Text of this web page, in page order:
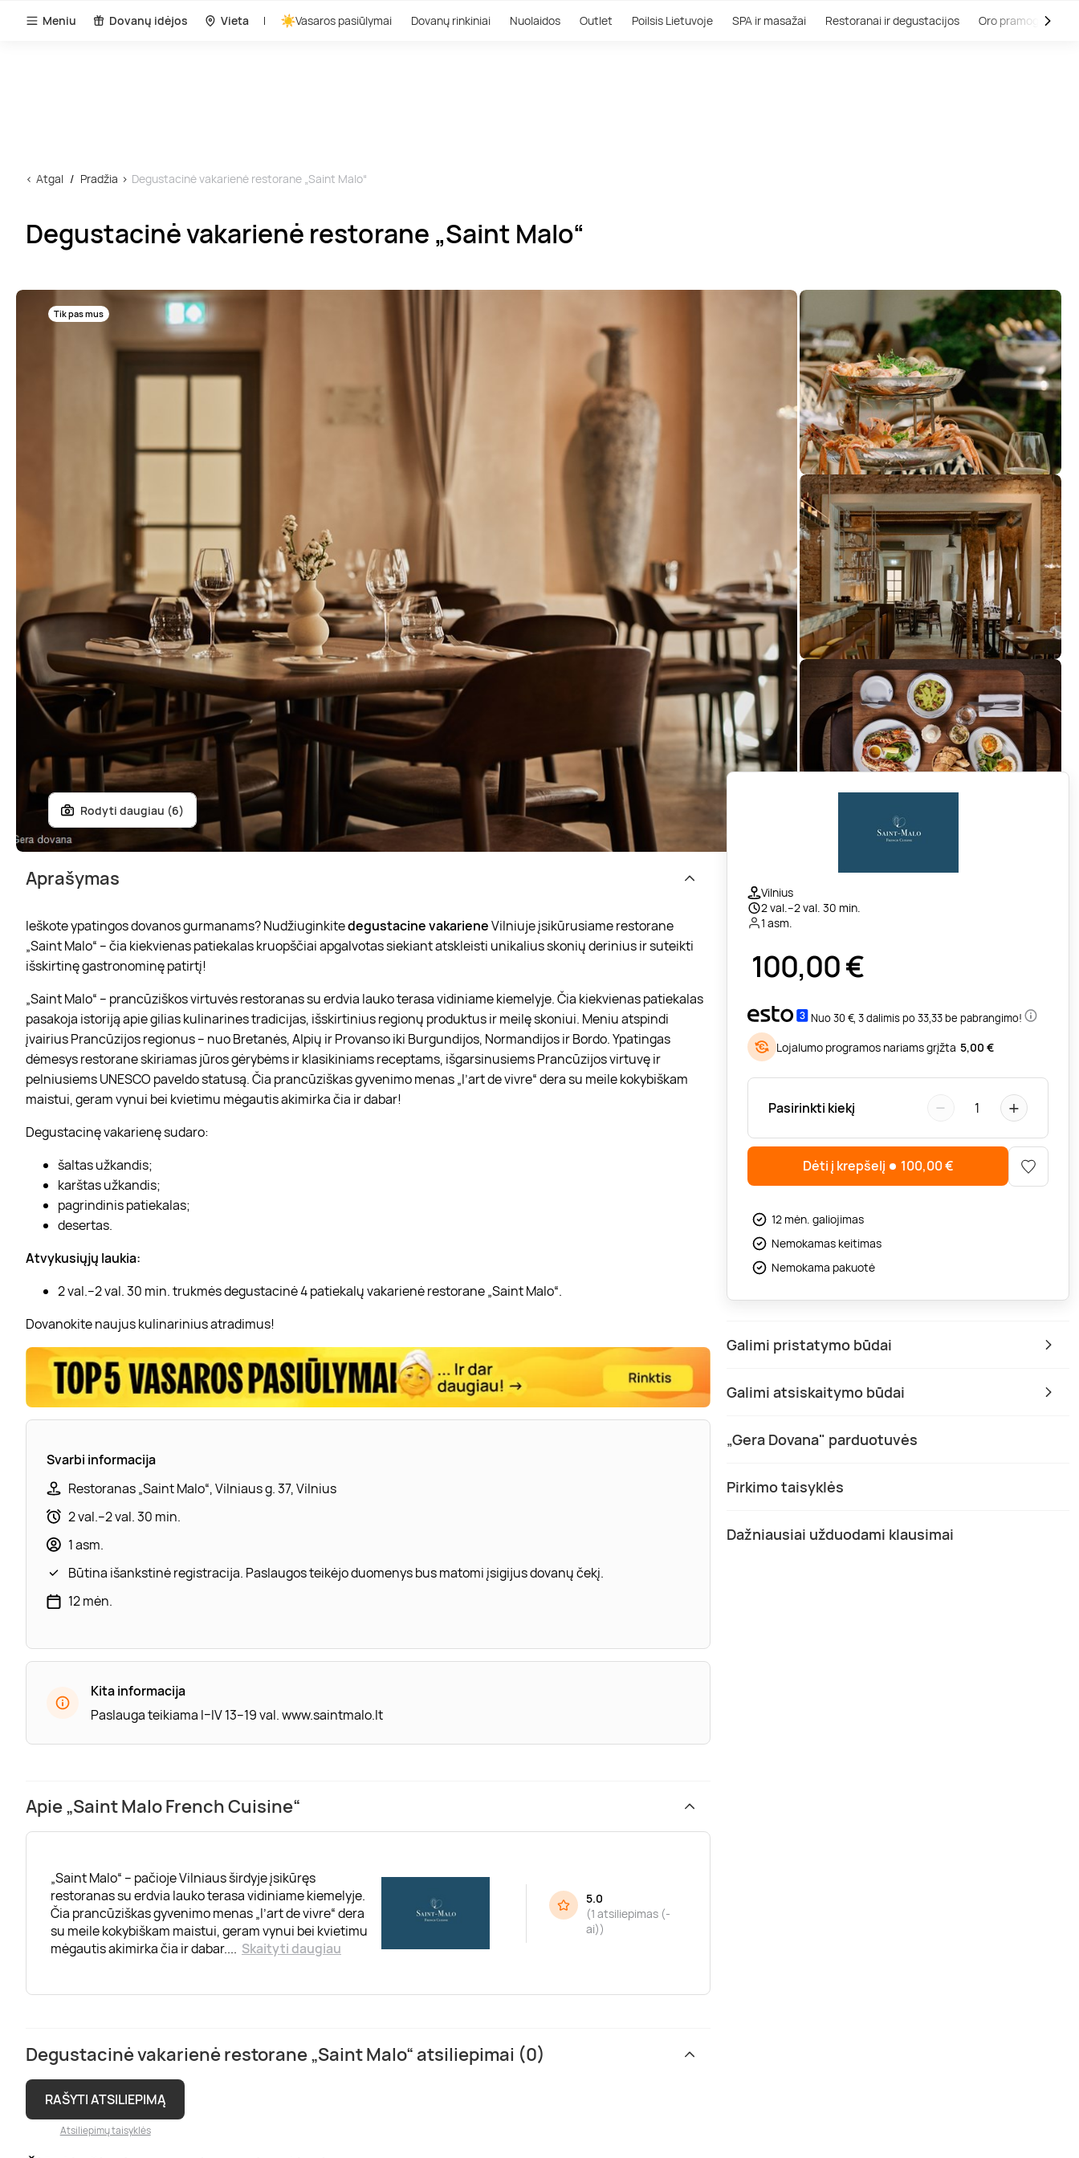
Meniu Dovanų idėjos Vieta Vasaros pasiūlymai Dovanų rinkiniai Nuolaidos Outlet Poilsis Lietuvoje SPA ir masažai Restoranai ir degustacijos Oro pramogos
Atgal Pradžia Degustacinė vakarienė restorane „Saint Malo“
Degustacinė vakarienė restorane „Saint Malo“
Tik pas mus
Rodyti daugiau (6)
Vilnius
2 val.–2 val. 30 min.
1 asm.
100,00€
Nuo 30 €, 3 dalimis po 33,33 be pabrangimo!
Lojalumo programos nariams grįžta 5,00 €
Pasirinkti kiekį − 1 +
Dėti į krepšelį 100,00€
12 mėn. galiojimas
Nemokamas keitimas
Nemokama pakuotė
Galimi pristatymo būdai
Galimi atsiskaitymo būdai
„Gera Dovana" parduotuvės
Pirkimo taisyklės
Dažniausiai užduodami klausimai
Aprašymas
Ieškote ypatingos dovanos gurmanams? Nudžiuginkitedegustacine vakarieneVilniuje įsikūrusiame restorane
„Saint Malo“ – čia kiekvienas patiekalas kruopščiai apgalvotas siekiant atskleisti unikalius skonių derinius ir suteikti
išskirtinę gastronominę patirtį!
„Saint Malo“ – prancūziškos virtuvės restoranas su erdvia lauko terasa vidiniame kiemelyje. Čia kiekvienas patiekalas
pasakoja istoriją apie gilias kulinarines tradicijas, išskirtinius regionų produktus ir meilę skoniui. Meniu atspindi
įvairius Prancūzijos regionus – nuo Bretanės, Alpių ir Provanso iki Burgundijos, Normandijos ir Bordo. Ypatingas
dėmesys restorane skiriamas jūros gėrybėms ir klasikiniams receptams, išgarsinusiems Prancūzijos virtuvę ir
pelniusiems UNESCO paveldo statusą. Čia prancūziškas gyvenimo menas „l’art de vivre“ dera su meile kokybiškam
maistui, geram vynui bei kvietimu mėgautis akimirka čia ir dabar!
Degustacinę vakarienę sudaro:
šaltas užkandis;
karštas užkandis;
pagrindinis patiekalas;
desertas.
Atvykusiųjų laukia:
2 val.–2 val. 30 min. trukmės degustacinė 4 patiekalų vakarienė restorane „Saint Malo“.
Dovanokite naujus kulinarinius atradimus!
Svarbi informacija
Restoranas „Saint Malo“, Vilniaus g. 37, Vilnius
2 val.–2 val. 30 min.
1 asm.
Būtina išankstinė registracija. Paslaugos teikėjo duomenys bus matomi įsigijus dovanų čekį.
12 mėn.
Kita informacija
Paslauga teikiama I–IV 13–19 val. www.saintmalo.lt
Apie „Saint Malo French Cuisine“
„Saint Malo“ – pačioje Vilniaus širdyje įsikūręs
restoranas su erdvia lauko terasa vidiniame kiemelyje.
Čia prancūziškas gyvenimo menas „l’art de vivre“ dera
su meile kokybiškam maistui, geram vynui bei kvietimu
mėgautis akimirka čia ir dabar.... Skaityti daugiau
5.0
(1 atsiliepimas (-
ai))
Degustacinė vakarienė restorane „Saint Malo“ atsiliepimai (0)
RAŠYTI ATSILIEPIMĄ
Atsiliepimų taisyklės